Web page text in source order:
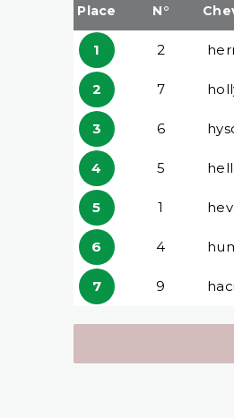
Place N°
1 2
2 7
3 6
4 5
5 1
6 4
7 9